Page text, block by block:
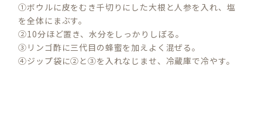
①ボウルに皮をむき千切りにした大根と人参を入れ、塩
を全体にまぶす。
②10分ほど置き、水分をしっかりしぼる。
③リンゴ酢に三代目の蜂蜜を加えよく混ぜる。
④ジップ袋に②と③を入れなじませ、冷蔵庫で冷やす。